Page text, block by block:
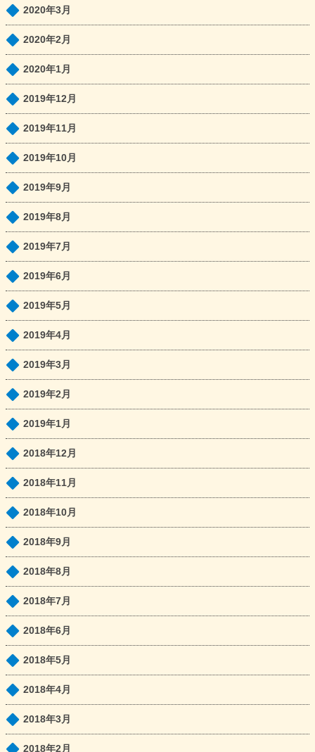
2020年3月
2020年2月
2020年1月
2019年12月
2019年11月
2019年10月
2019年9月
2019年8月
2019年7月
2019年6月
2019年5月
2019年4月
2019年3月
2019年2月
2019年1月
2018年12月
2018年11月
2018年10月
2018年9月
2018年8月
2018年7月
2018年6月
2018年5月
2018年4月
2018年3月
2018年2月